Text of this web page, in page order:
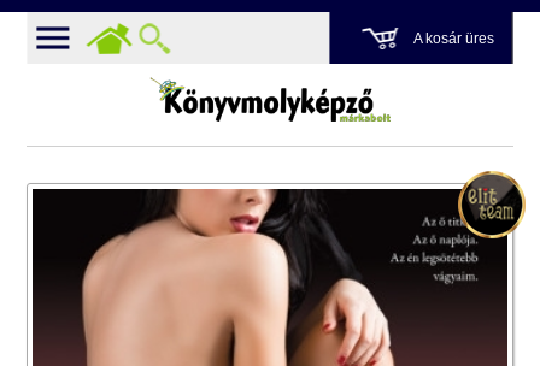
A kosár üres